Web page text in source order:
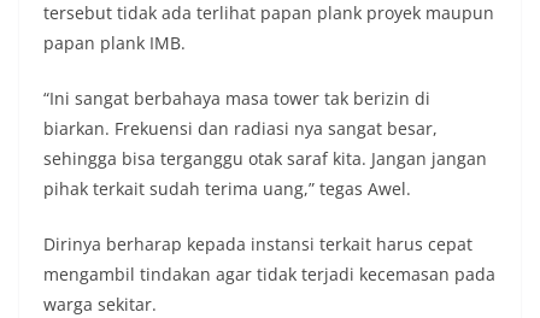
tersebut tidak ada terlihat papan plank proyek maupun
papan plank IMB.
“Ini sangat berbahaya masa tower tak berizin di
biarkan. Frekuensi dan radiasi nya sangat besar,
sehingga bisa terganggu otak saraf kita. Jangan jangan
pihak terkait sudah terima uang,” tegas Awel.
Dirinya berharap kepada instansi terkait harus cepat
mengambil tindakan agar tidak terjadi kecemasan pada
warga sekitar.